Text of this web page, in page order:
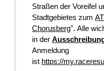
Straßen der Voreifel
Stadtgebietes zum
Chorusberg". Alle
in der
Anmeldung
ist https://